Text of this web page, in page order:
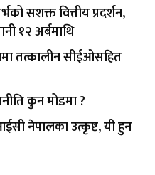
सशक्त वित्तीय प्रदर्शन,
१२ अर्बमाथि
तत्कालीन सीईओसहित
कुन मोडमा ?
नेपालका उत्कृष्ट, यी हुन